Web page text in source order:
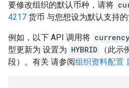
要修改组织的默认币种，请将
4217 货币 与您想设为默认支持的
例如，以下 API 调用将
型更新为 设置为 HYBRID
（此
段）。有关 请参阅组织资料配置